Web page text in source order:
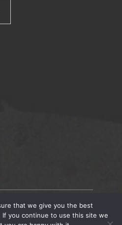
2022 © – design by
that we give you the best
you continue to use this site we